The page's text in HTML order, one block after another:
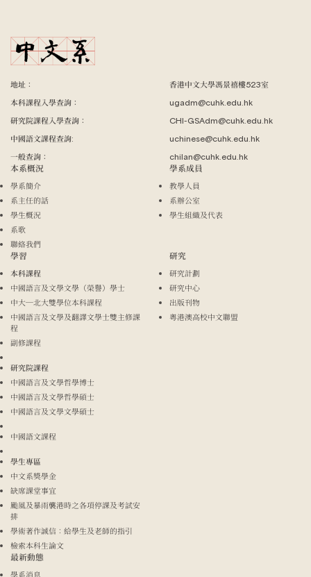
地址：
香港中文大學馮景禧樓523室
本科課程入學查詢：
ugadm@cuhk.edu.hk
研究院課程入學查詢：
CHI-GSAdm@cuhk.edu.hk
中國語文課程查詢:
uchinese@cuhk.edu.hk
一般查詢：
chilan@cuhk.edu.hk
本系概況
學系簡介
系主任的話
學生概況
系歌
聯絡我們
學系成員
教學人員
系辦公室
學生組織及代表
學習
本科課程
中國語言及文學文學（榮譽）學士
中大─北大雙學位本科課程
中國語言及文學及翻譯文學士雙主修課
程
副修課程
研究院課程
中國語言及文學哲學博士
中國語言及文學哲學碩士
中國語言及文學文學碩士
中國語文課程
學生專區
中文系獎學金
缺席課堂事宜
颱風及暴雨襲港時之各項停課及考試安
排
學術著作誠信：給學生及老師的指引
檢索本科生論文
研究
研究計劃
研究中心
出版刊物
粵港澳高校中文聯盟
最新動態
學系消息